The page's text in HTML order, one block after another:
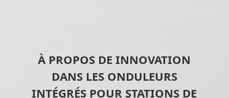
À PROPOS DE INNOVATION
DANS LES ONDULEURS
INTÉGRÉS POUR STATIONS DE